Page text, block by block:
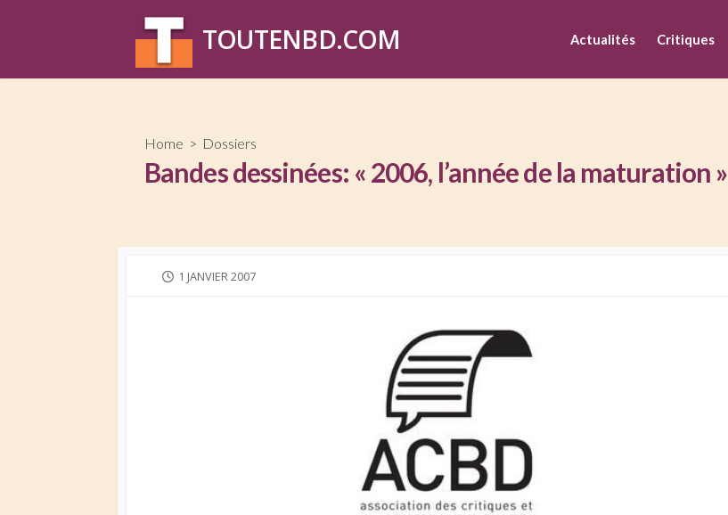
TOUTENBD.COM Actualités Critiques
Home > Dossiers
Bandes dessinées: « 2006, l’année de la maturation »
PUBLISHED
1 JANVIER 2007